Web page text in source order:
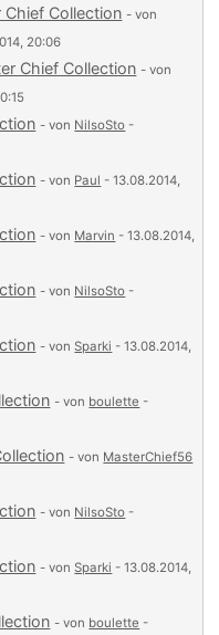
Chief Collection - von
20:06
Chief Collection - von
- von NilsoSto -
- von Paul - 13.08.2014,
- von Marvin - 13.08.2014,
- von NilsoSto -
- vonSparki - 13.08.2014,
- von boulette -
- von MasterChief56
- von NilsoSto -
- vonSparki - 13.08.2014,
- von boulette -